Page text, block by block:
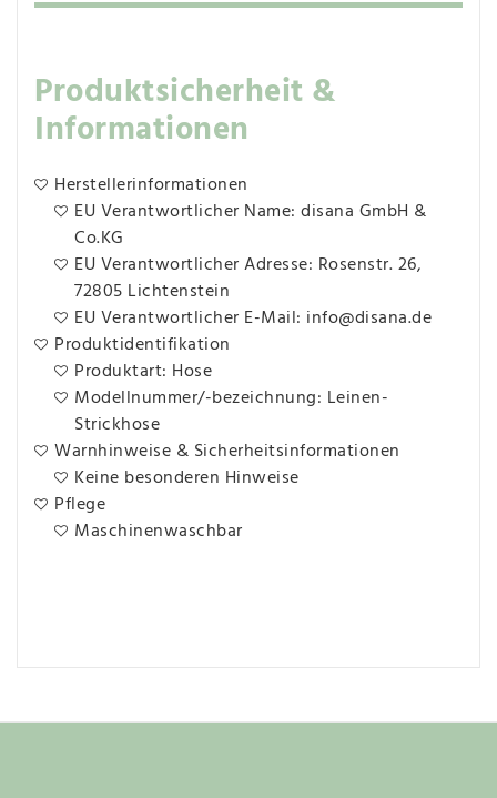
Produktsicherheit &
Informationen
Herstellerinformationen
EU Verantwortlicher Name: disana GmbH &
Co.KG
EU Verantwortlicher Adresse: Rosenstr. 26,
72805 Lichtenstein
EU Verantwortlicher E-Mail: info@disana.de
Produktidentifikation
Produktart: Hose
Modellnummer/-bezeichnung: Leinen-
Strickhose
Warnhinweise & Sicherheitsinformationen
Keine besonderen Hinweise
Pflege
Maschinenwaschbar